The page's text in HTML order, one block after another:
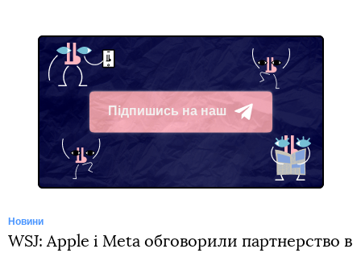
Підпишись на наш
Telegram
Новини
WSJ: Apple і Meta обговорили партнерство в